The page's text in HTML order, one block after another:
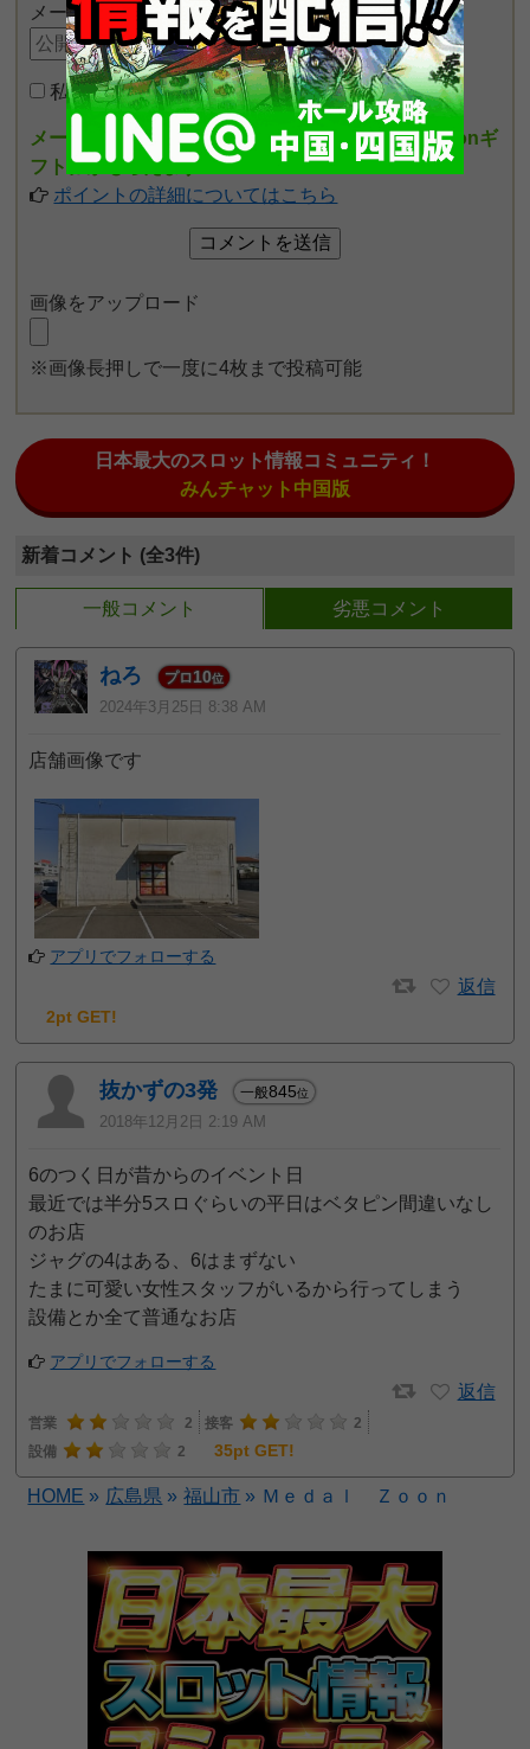
メールアドレス
私はロボットではありません
メールアドレスを入力しポイントを貯めるとamazonギ
フト券がもらえます
ポイントの詳細についてはこちら
画像をアップロード
※画像長押しで一度に4枚まで投稿可能
日本最大のスロット情報コミュニティ！
みんチャット中国版
新着コメント (全3件)
一般コメント 劣悪コメント
ねろ プロ10位
2024年3月25日 8:38 AM
店舗画像です
アプリでフォローする
返信
2pt GET!
抜かずの3発 一般845位
2018年12月2日 2:19 AM
6のつく日が昔からのイベント日
最近では半分5スロぐらいの平日はベタピン間違いなし
のお店
ジャグの4はある、6はまずない
たまに可愛い女性スタッフがいるから行ってしまう
設備とか全て普通なお店
アプリでフォローする
返信
営業 2 接客
2
設備
2 35pt GET!
HOME » 広島県 » 福山市 » Ｍｅｄａｌ Ｚｏｏｎ